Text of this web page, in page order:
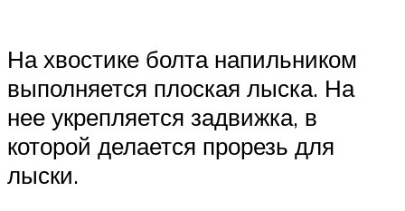
На хвостике болта напильником
выполняется плоская лыска. На
нее укрепляется задвижка, в
которой делается прорезь для
лыски.